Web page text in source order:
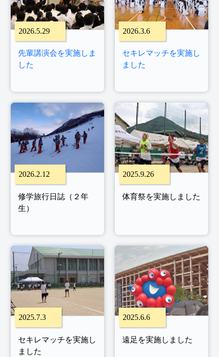
2026.5.29
先輩講演会を実施しま
した
2026.3.6
セキレマッチを実施し
ました
2026.2.12
修学旅行日誌（２年
生）
2025.9.26
体育祭を実施しました
2025.7.3
セキレマッチを実施し
ました
2025.6.6
遠足を実施しました